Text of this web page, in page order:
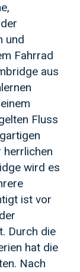
und
Fahrrad
aus
Fluss
herrlichen
wird es
ist vor
Durch die
hat die
Nach